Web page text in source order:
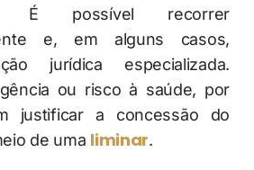
É possível recorrer
e, em alguns casos,
jurídica especializada.
ou risco à saúde, por
justificar a concessão do
de uma liminar.